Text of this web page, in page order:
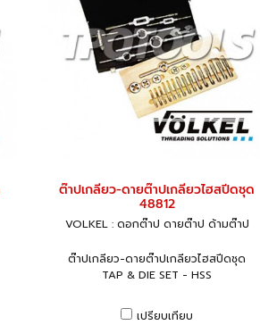
ต๊าปเกลียว-ดายต๊าปเกลียวไฮสปีดชุด
48812
VOLKEL : ดอกต๊าป ดายต๊าป ด้ามต๊าป
ต๊าปเกลียว-ดายต๊าปเกลียวไฮสปีดชุด
TAP & DIE SET - HSS
เปรียบเทียบ